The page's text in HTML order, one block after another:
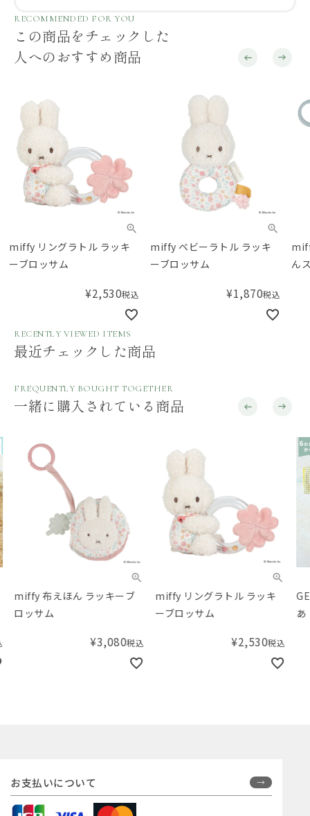
RECOMMENDED FOR YOU
この商品をチェックした
人へのおすすめ商品
miffy リングラトル ラッキ
ーブロッサム
¥2,530税込
miffy ベビーラトル ラッキ
ーブロッサム
¥1,870税込
ん
RECENTLY VIEWED ITEMS
最近チェックした商品
FREQUENTLY BOUGHT TOGETHER
一緒に購入されている商品
miffy 布えほん ラッキーブ
ロッサム
3,080税込
miffy リングラトル ラッキ
ーブロッサム
2,530税込
あ
お支払いについて